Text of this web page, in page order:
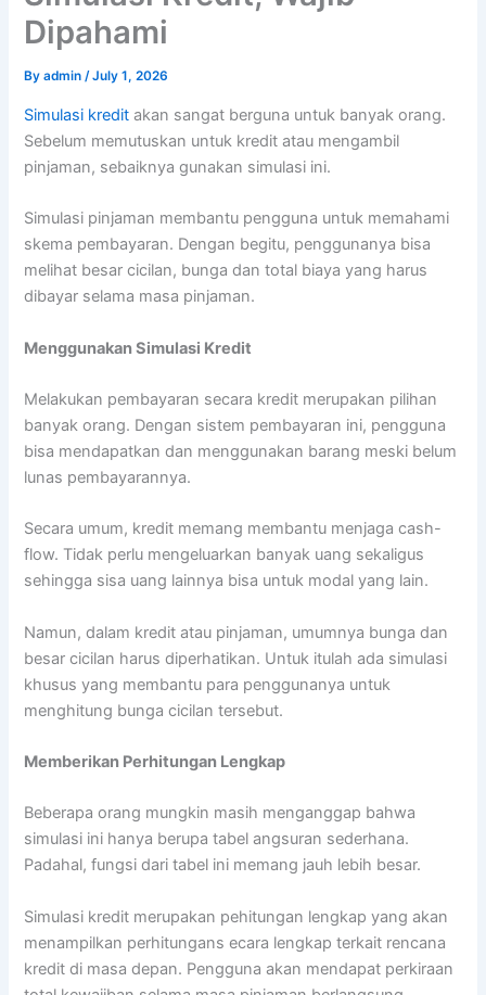
Dipahami
Byadmin/July 1, 2026
Simulasi kredit akan sangat berguna untuk banyak orang.
Sebelum memutuskan untuk kredit atau mengambil
pinjaman, sebaiknya gunakan simulasi ini.
Simulasi pinjaman membantu pengguna untuk memahami
skema pembayaran. Dengan begitu, penggunanya bisa
melihat besar cicilan, bunga dan total biaya yang harus
dibayar selama masa pinjaman.
Menggunakan Simulasi Kredit
Melakukan pembayaran secara kredit merupakan pilihan
banyak orang. Dengan sistem pembayaran ini, pengguna
bisa mendapatkan dan menggunakan barang meski belum
lunas pembayarannya.
Secara umum, kredit memang membantu menjaga cash-
flow. Tidak perlu mengeluarkan banyak uang sekaligus
sehingga sisa uang lainnya bisa untuk modal yang lain.
Namun, dalam kredit atau pinjaman, umumnya bunga dan
besar cicilan harus diperhatikan. Untuk itulah ada simulasi
khusus yang membantu para penggunanya untuk
menghitung bunga cicilan tersebut.
Memberikan Perhitungan Lengkap
Beberapa orang mungkin masih menganggap bahwa
simulasi ini hanya berupa tabel angsuran sederhana.
Padahal, fungsi dari tabel ini memang jauh lebih besar.
Simulasi kredit merupakan pehitungan lengkap yang akan
menampilkan perhitungans ecara lengkap terkait rencana
kredit di masa depan. Pengguna akan mendapat perkiraan